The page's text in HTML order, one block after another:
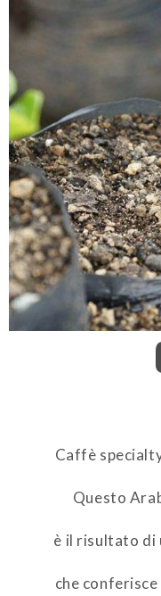
Caffè
Questo
è il risultato di
che